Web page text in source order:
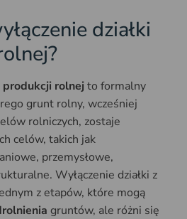
działki
produkcji rolnejto formalny
grunt rolny, wcześniej
rolniczych, zostaje
celów, takich jak
przemysłowe,
Wyłączenie działki z
z etapów, które mogą
gruntów, ale różni się